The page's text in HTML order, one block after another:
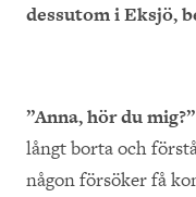
dessutom i Eksjö,
”Anna, hör du mig?”
långt borta och
någon försöker få